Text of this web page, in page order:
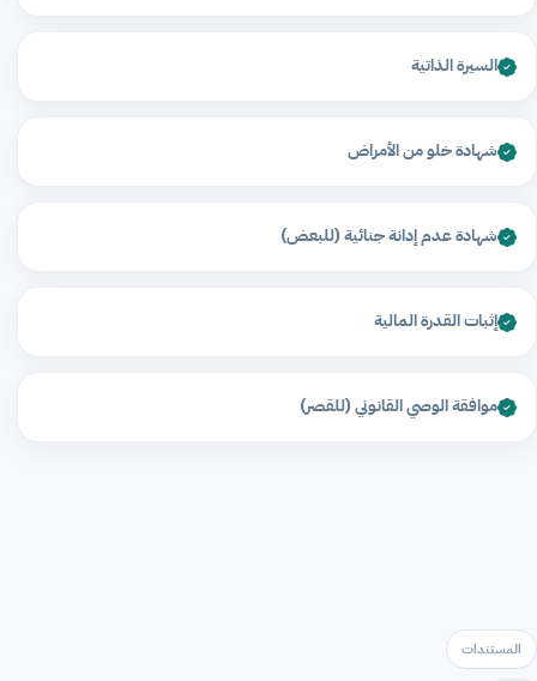
السيرة الذاتية
شهادة خلو من الأمراض
شهادة عدم إدانة جنائية (للبعض)
إثبات القدرة المالية
موافقة الوصي القانوني (للقصر)
المستندات